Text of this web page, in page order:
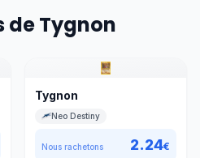
de Tygnon
Tygnon
Neo Destiny
Nous rachetons 2.24€